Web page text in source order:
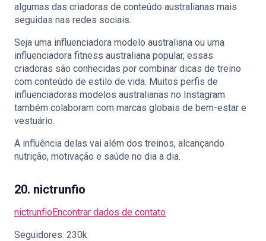
algumas das criadoras de conteúdo australianas mais
seguidas nas redes sociais.
Seja uma influenciadora modelo australiana ou uma
influenciadora fitness australiana popular, essas
criadoras são conhecidas por combinar dicas de treino
com conteúdo de estilo de vida. Muitos perfis de
influenciadoras modelos australianas no Instagram
também colaboram com marcas globais de bem-estar e
vestuário.
A influência delas vai além dos treinos, alcançando
nutrição, motivação e saúde no dia a dia.
20. nictrunfio
nictrunfioEncontrar dados de contato
Seguidores: 230k